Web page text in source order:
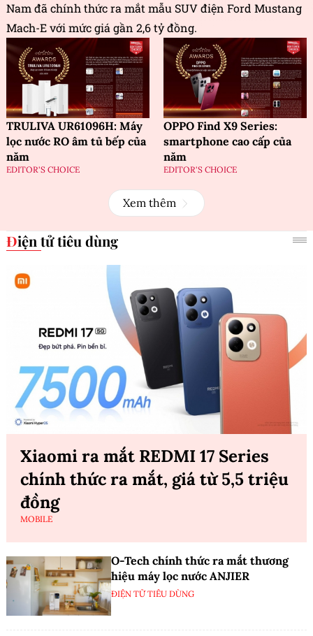
Nam đã chính thức ra mắt mẫu SUV điện Ford Mustang
Mach-E với mức giá gần 2,6 tỷ đồng.
TRULIVA UR61096H: Máy
lọc nước RO âm tủ bếp của
năm
EDITOR'S CHOICE
OPPO Find X9 Series:
smartphone cao cấp của
năm
EDITOR'S CHOICE
Xem thêm
Điện tử tiêu dùng
Xiaomi ra mắt REDMI 17 Series
chính thức ra mắt, giá từ 5,5 triệu
đồng
MOBILE
O-Tech chính thức ra mắt thương
hiệu máy lọc nước ANJIER
ĐIỆN TỬ TIÊU DÙNG